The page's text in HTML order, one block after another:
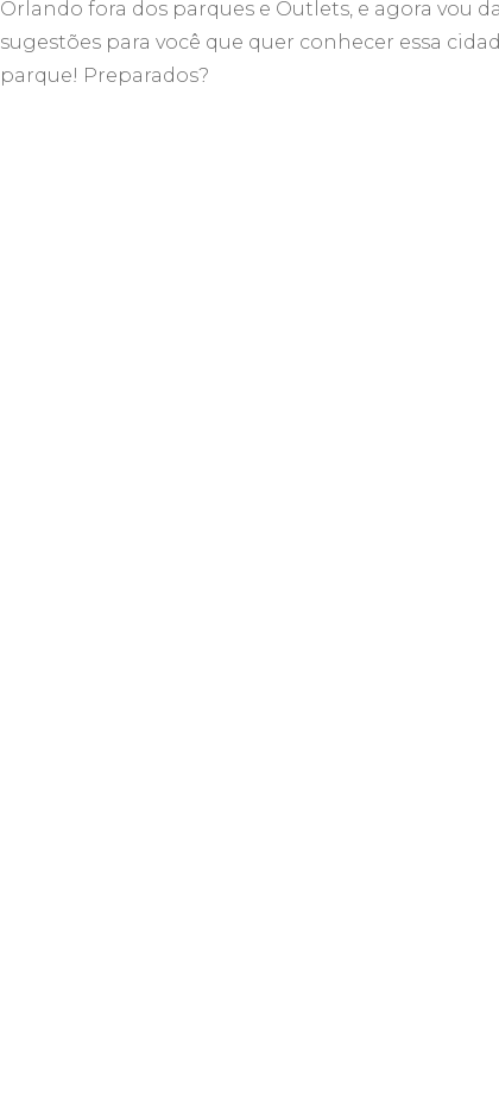
e
Orlando fora dos parques e Outlets, e agora vou
sugestões para você que quer conhecer essa
parque! Preparados?